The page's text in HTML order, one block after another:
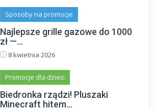
Sposoby na promocje
Najlepsze grille gazowe do 1000
zł —...
8 kwietnia 2026
Promocje dla dzieci
Biedronka rządzi! Pluszaki
Minecraft hitem...